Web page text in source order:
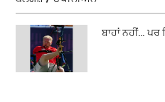
ਬਾਹਾਂ ਨਹੀਂ… ਪਰ